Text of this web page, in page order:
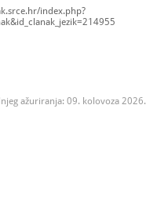
index.php?
ažuriranja: 09. kolovoza 2026.